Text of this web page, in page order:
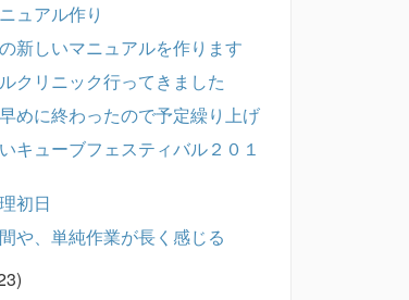
ュアル作り
新しいマニュアルを作ります
クリニック行ってきました
めに終わったので予定繰り上げ
キューブフェスティバル２０１
初日
や、単純作業が長く感じる